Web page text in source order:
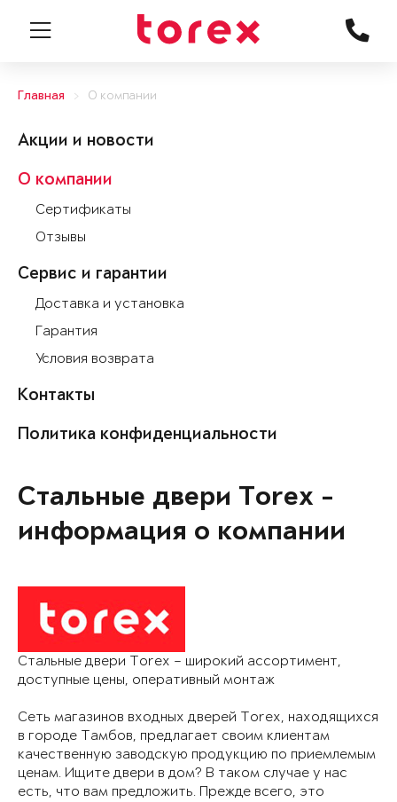
Главная О компании
Акции и новости
О компании
Сертификаты
Отзывы
Сервис и гарантии
Доставка и установка
Гарантия
Условия возврата
Контакты
Политика конфиденциальности
Стальные двери Torex -
информация о компании
Стальные двери Torex – широкий ассортимент,
доступные цены, оперативный монтаж
Сеть магазинов входных дверей Torex, находящихся
в городе Тамбов, предлагает своим клиентам
качественную заводскую продукцию по приемлемым
ценам. Ищите двери в дом? В таком случае у нас
есть, что вам предложить. Прежде всего, это